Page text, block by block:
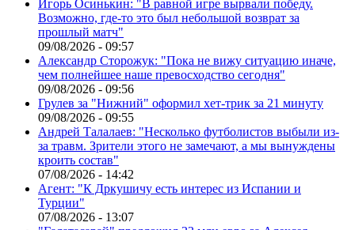
Игорь Осинькин: "В равной игре вырвали победу.
Возможно, где-то это был небольшой возврат за
прошлый матч"
09/08/2026 - 09:57
Александр Сторожук: "Пока не вижу ситуацию иначе,
чем полнейшее наше превосходство сегодня"
09/08/2026 - 09:56
Грулев за "Нижний" оформил хет-трик за 21 минуту
09/08/2026 - 09:55
Андрей Талалаев: "Несколько футболистов выбыли из-
за травм. Зрители этого не замечают, а мы вынуждены
кроить состав"
07/08/2026 - 14:42
Агент: "К Дркушичу есть интерес из Испании и
Турции"
07/08/2026 - 13:07